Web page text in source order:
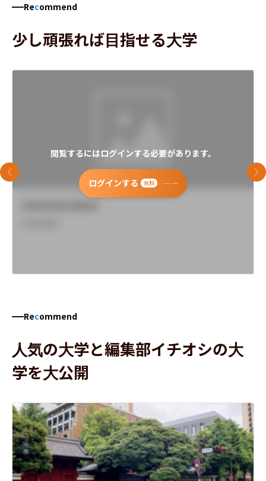
Recommend
少し頑張れば目指せる大学
閲覧するにはログインする必要があります。
ログインする 無料
前のスライド 次
Recommend
人気の大学と編集部イチオシの大
学を大公開